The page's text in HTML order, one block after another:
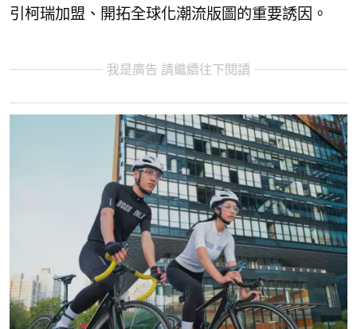
引柯瑞加盟、開拓全球化潮流版圖的重要誘因。
我是廣告 請繼續往下閱讀